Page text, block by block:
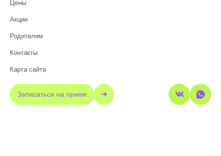
Цены
Акции
Родителям
Контакты
Карта сайта
Записаться на прием